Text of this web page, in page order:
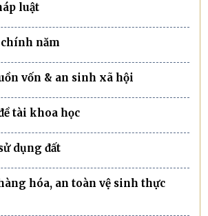
luật
chính năm
vốn & an sinh xã hội
tài khoa học
dụng đất
hóa, an toàn vệ sinh thực